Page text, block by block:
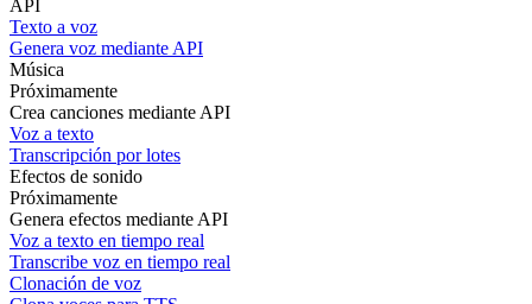
API
Texto a voz
Genera voz mediante API
Música
Próximamente
Crea canciones mediante API
Voz a texto
Transcripción por lotes
Efectos de sonido
Próximamente
Genera efectos mediante API
Voz a texto en tiempo real
Transcribe voz en tiempo real
Clonación de voz